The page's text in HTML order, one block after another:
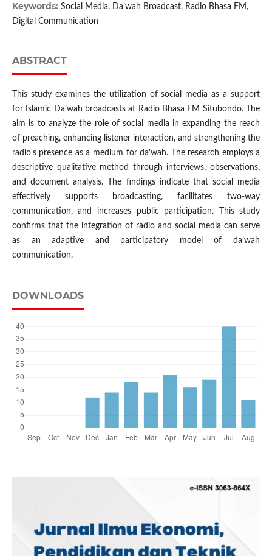
Keywords: Social Media, Da’wah Broadcast, Radio Bhasa FM,
Digital Communication
ABSTRACT
This study examines the utilization of social media as a support
for Islamic Da’wah broadcasts at Radio Bhasa FM Situbondo. The
aim is to analyze the role of social media in expanding the reach
of preaching, enhancing listener interaction, and strengthening the
radio's presence as a medium for da’wah. The research employs a
descriptive qualitative method through interviews, observations,
and document analysis. The findings indicate that social media
effectively supports broadcasting, facilitates two-way
communication, and increases public participation. This study
confirms that the integration of radio and social media can serve
as an adaptive and participatory model of da’wah
communication.
DOWNLOADS